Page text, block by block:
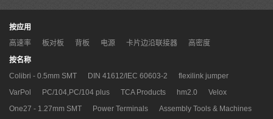
按应用
高速率 板对板 背板 电源 卡片边沿联接器 高密度
按名称
Colibri - 0.5mm SMT DIN 41612/IEC 60603-2
flexilink jumper
VarPol
PC/104,PC/104 plus TCA Products hm2.0
Velox
One27 - 1.27mm SMT
Power Terminals Assembly Tools & Machines